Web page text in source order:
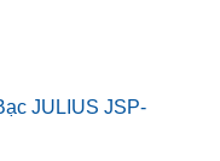
JULIUS JSP-